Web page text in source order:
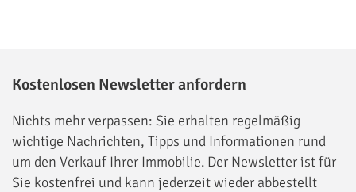
Kostenlosen Newsletter anfordern
Nichts mehr verpassen: Sie erhalten regelmäßig
wichtige Nachrichten, Tipps und Informationen rund
um den Verkauf Ihrer Immobilie. Der Newsletter ist für
Sie kostenfrei und kann jederzeit wieder abbestellt